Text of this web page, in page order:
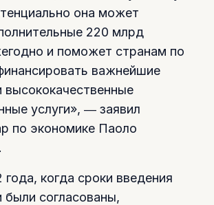
она может
220 млрд
и поможет странам по
важнейшие
высококачественные
услуги», ― заявил
по экономике Паоло
когда сроки введения
были согласованы,